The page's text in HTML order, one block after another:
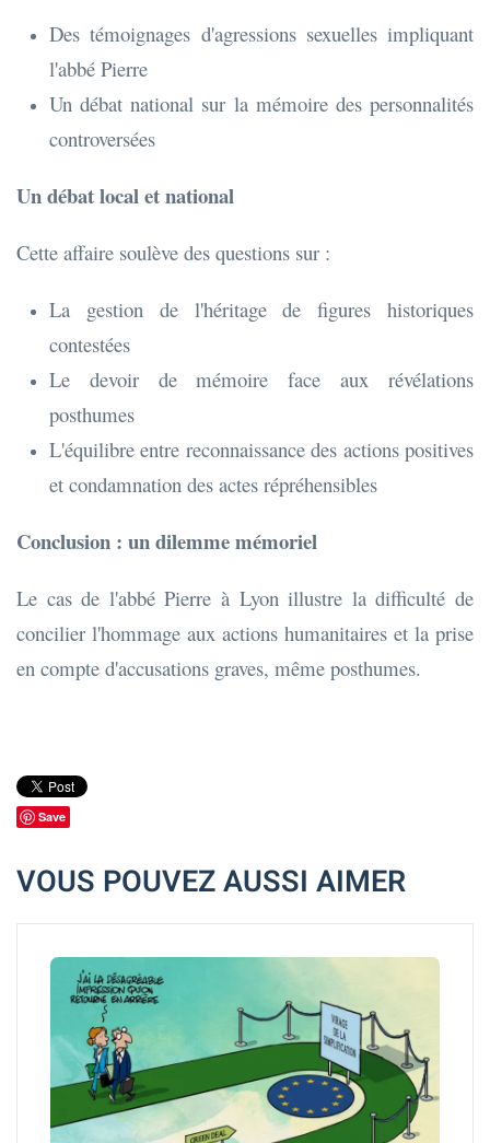
Des témoignages d'agressions sexuelles impliquant
l'abbé Pierre
Un débat national sur la mémoire des personnalités
controversées
Un débat local et national
Cette affaire soulève des questions sur :
La gestion de l'héritage de figures historiques
contestées
Le devoir de mémoire face aux révélations
posthumes
L'équilibre entre reconnaissance des actions positives
et condamnation des actes répréhensibles
Conclusion : un dilemme mémoriel
Le cas de l'abbé Pierre à Lyon illustre la difficulté de
concilier l'hommage aux actions humanitaires et la prise
en compte d'accusations graves, même posthumes.
Save
VOUS POUVEZ AUSSI AIMER